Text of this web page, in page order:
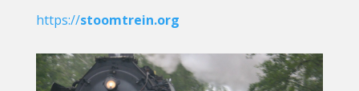
https://stoomtrein.org